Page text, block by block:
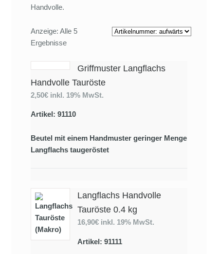
Handvolle.
Anzeige: Alle 5
Ergebnisse
Griffmuster Langflachs
Handvolle Tauröste
2,50€ inkl. 19% MwSt.
Artikel: 91110
Beutel mit einem Handmuster geringer Menge
Langflachs taugeröstet
Langflachs Handvolle
Tauröste 0.4 kg
16,90€ inkl. 19% MwSt.
Artikel: 91111